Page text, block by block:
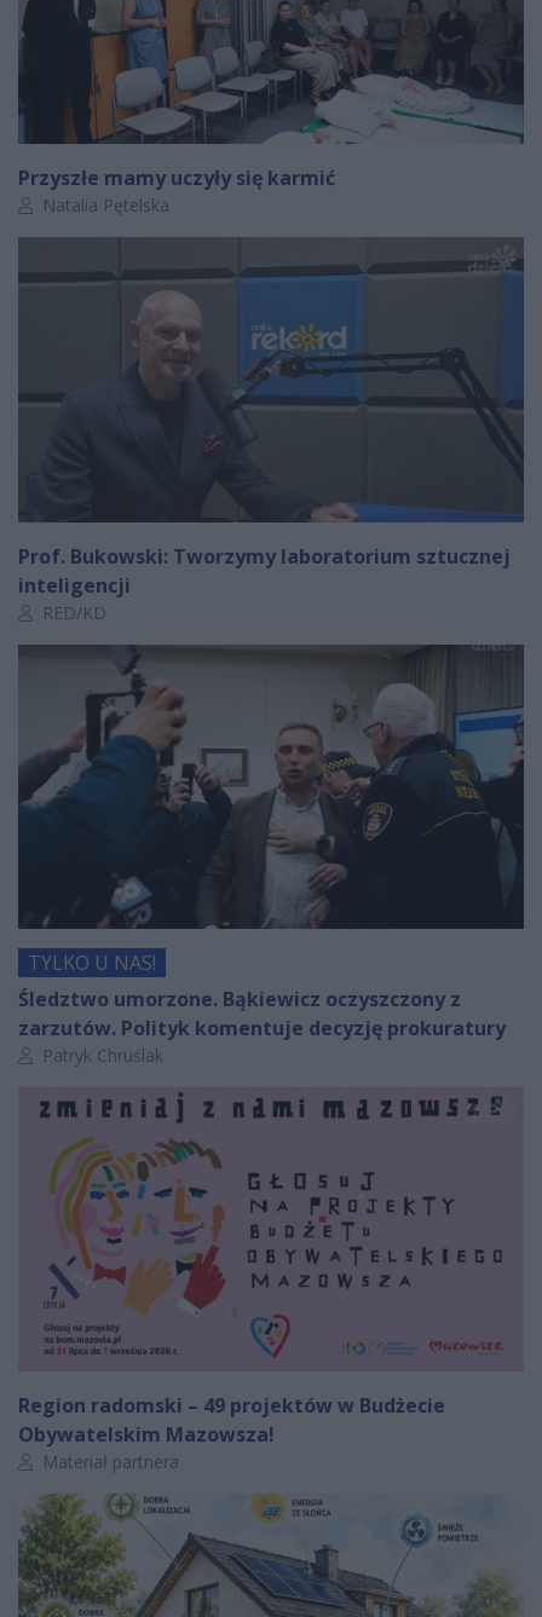
Przyszłe mamy uczyły się karmić
Autor artykułu:
Natalia Pętelska
Prof. Bukowski: Tworzymy laboratorium sztucznej
inteligencji
Autor artykułu:
RED/KD
TYLKO U NAS!
Śledztwo umorzone. Bąkiewicz oczyszczony z
zarzutów. Polityk komentuje decyzję prokuratury
Autor artykułu:
Patryk Chruślak
Region radomski – 49 projektów w Budżecie
Obywatelskim Mazowsza!
Autor artykułu:
Materiał partnera